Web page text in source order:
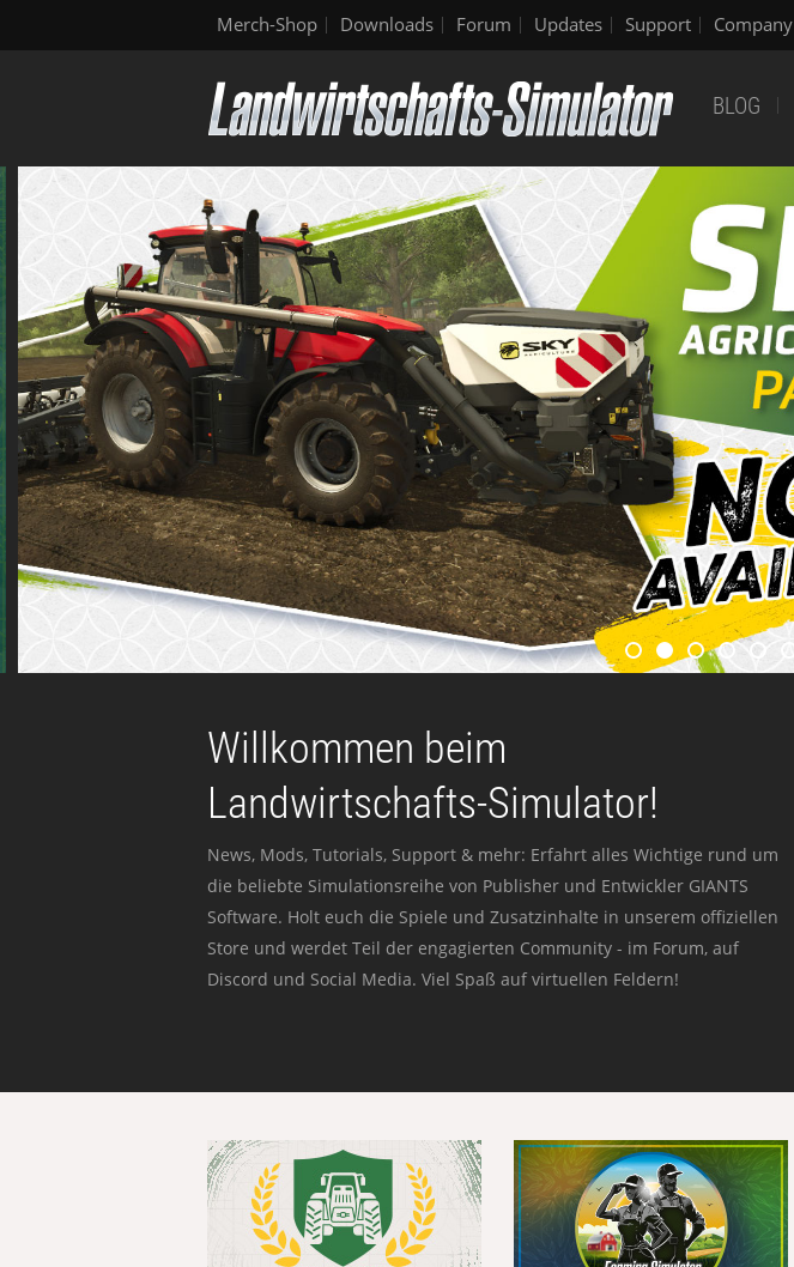
Merch-Shop Downloads Forum Updates Support Company
BLOG
Willkommen beim
Landwirtschafts-Simulator!
News, Mods, Tutorials, Support & mehr: Erfahrt alles Wichtige rund um
die beliebte Simulationsreihe von Publisher und Entwickler GIANTS
Software. Holt euch die Spiele und Zusatzinhalte in unserem offiziellen
Store und werdet Teil der engagierten Community - im Forum, auf
Discord und Social Media. Viel Spaß auf virtuellen Feldern!